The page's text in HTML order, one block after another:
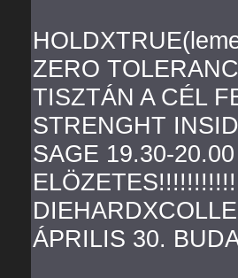
ZERO
TISZTÁN A CÉL
STRENGHT
SAGE 19.30-20.00
ÁPRILIS 30.